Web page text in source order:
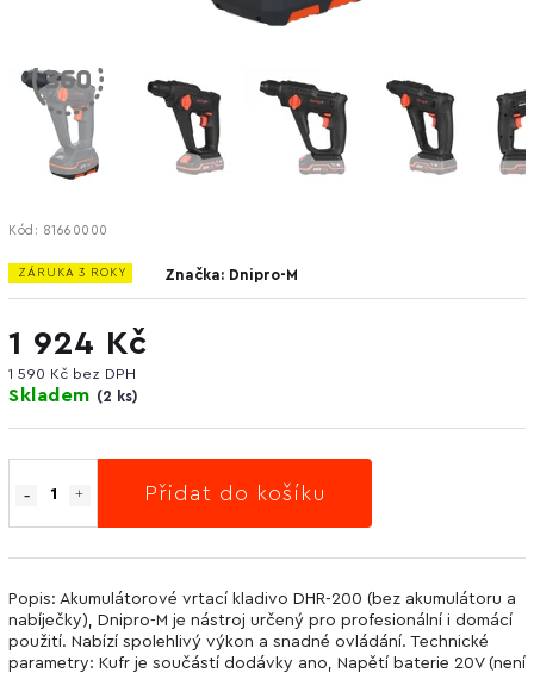
Kód: 81660000
ZÁRUKA 3 ROKY Značka: Dnipro-M
1 924 Kč
1 590 Kč bez DPH
Skladem (2 ks)
Přidat do košíku
Popis: Akumulátorové vrtací kladivo DHR-200 (bez akumulátoru a
nabíječky), Dnipro-M je nástroj určený pro profesionální i domácí
použití. Nabízí spolehlivý výkon a snadné ovládání. Technické
parametry: Kufr je součástí dodávky ano, Napětí baterie 20V (není